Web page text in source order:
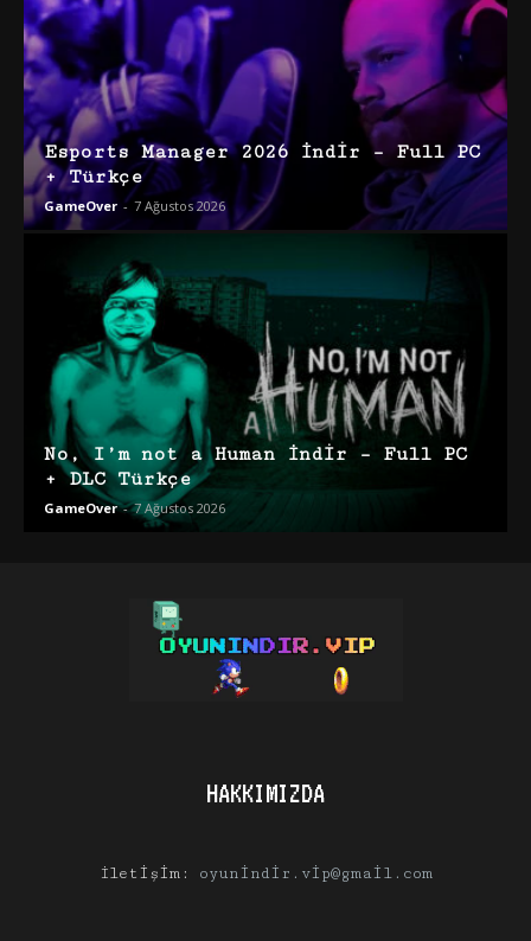
Esports Manager 2026 İndir – Full PC
+ Türkçe
GameOver - 7 Ağustos 2026
No, I’m not a Human İndir – Full PC
+ DLC Türkçe
GameOver - 7 Ağustos 2026
HAKKIMIZDA
İletişim: oyunindir.vip@gmail.com